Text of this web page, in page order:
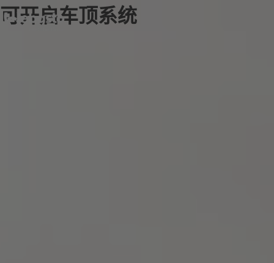
可开启车顶系统